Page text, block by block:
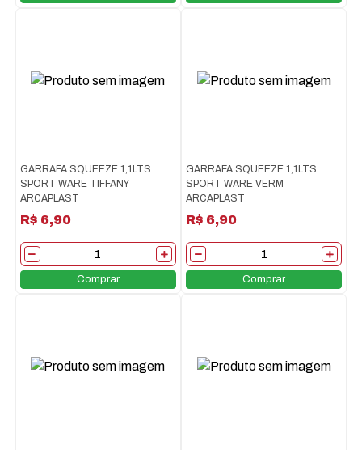
GARRAFA SQUEEZE 1,1LTS
SPORT WARE TIFFANY
ARCAPLAST
R$ 6,90
Comprar
GARRAFA SQUEEZE 1,1LTS
SPORT WARE VERM
ARCAPLAST
R$ 6,90
Comprar